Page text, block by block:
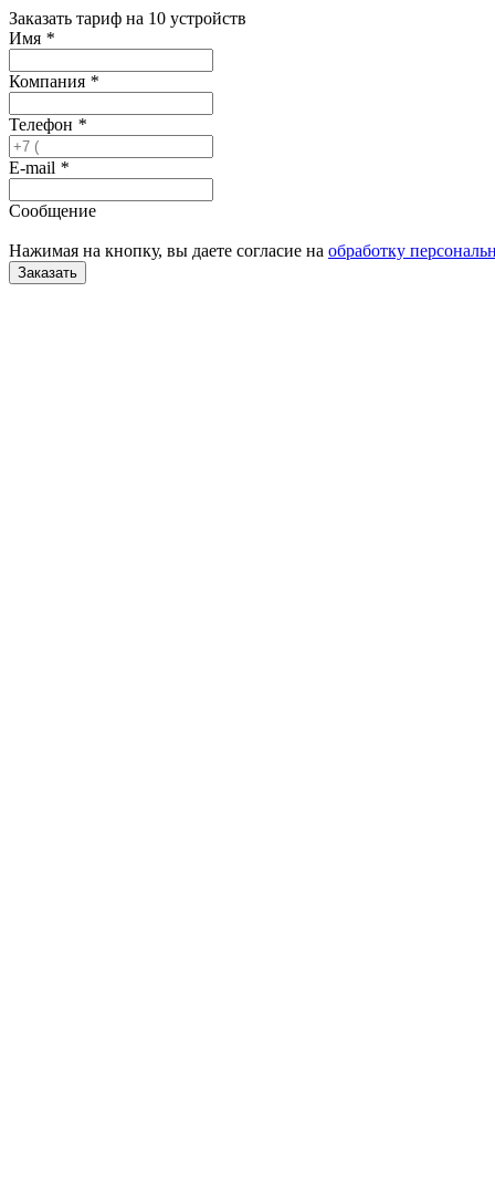
Заказать тариф на 10 устройств
Имя *
Компания *
Телефон *
E-mail *
Сообщение
Нажимая на кнопку, вы даете согласие на обработку
Заказать